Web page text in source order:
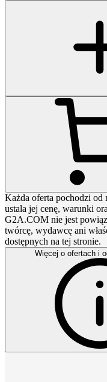
Każda oferta pochodzi od
ustala jej cenę, warunki
G2A.COM nie jest
twórcę, wydawcę ani
dostępnych na tej stronie.
Więcej o ofertach i